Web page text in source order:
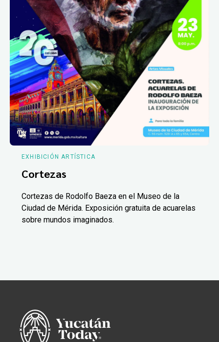
EXHIBICIÓN ARTÍSTICA
Cortezas
Cortezas de Rodolfo Baeza en el Museo de la
Ciudad de Mérida. Exposición gratuita de acuarelas
sobre mundos imaginados.